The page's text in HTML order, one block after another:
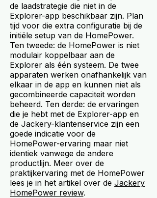
de laadstrategie die niet in de
Explorer-app beschikbaar zijn. Plan
tijd voor die extra configuratie bij de
initiële setup van de HomePower.
Ten tweede: de HomePower is niet
modulair koppelbaar aan de
Explorer als één systeem. De twee
apparaten werken onafhankelijk van
elkaar in de app en kunnen niet als
gecombineerde capaciteit worden
beheerd. Ten derde: de ervaringen
die je hebt met de Explorer-app en
de Jackery-klantenservice zijn een
goede indicatie voor de
HomePower-ervaring maar niet
identiek vanwege de andere
productlijn. Meer over de
praktijkervaring met de HomePower
lees je in het artikel over de Jackery
HomePower review.